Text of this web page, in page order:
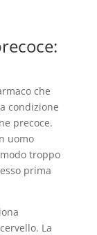
che
condizione
precoce.
uomo
troppo
prima
La